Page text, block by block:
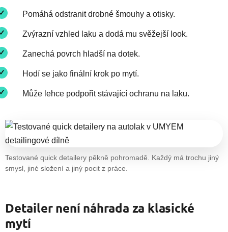
Pomáhá odstranit drobné šmouhy a otisky.
Zvýrazní vzhled laku a dodá mu svěžejší look.
Zanechá povrch hladší na dotek.
Hodí se jako finální krok po mytí.
Může lehce podpořit stávající ochranu na laku.
Testované quick detailery pěkně pohromadě. Každý má trochu jiný
smysl, jiné složení a jiný pocit z práce.
Detailer není náhrada za klasické
mytí